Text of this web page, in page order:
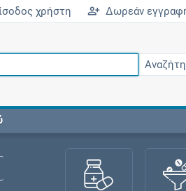
χρήστη Δωρεάν